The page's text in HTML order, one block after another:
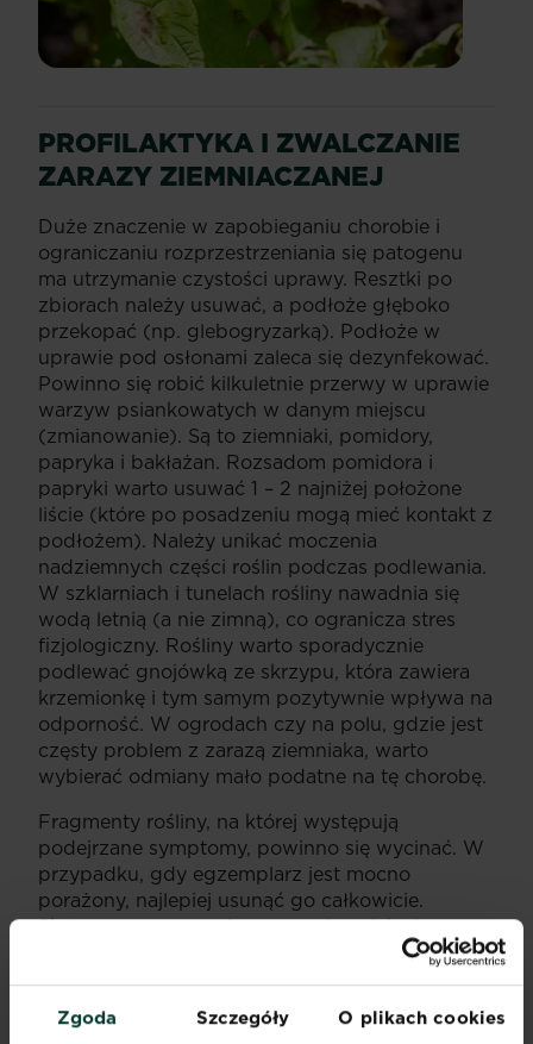
Zgoda Szczegóły O plikach cookies
PROFILAKTYKA I ZWALCZANIE
ZARAZY ZIEMNIACZANEJ
Duże znaczenie w zapobieganiu chorobie i
ograniczaniu rozprzestrzeniania się patogenu
ma utrzymanie czystości uprawy. Resztki po
zbiorach należy usuwać, a podłoże głęboko
przekopać (np. glebogryzarką). Podłoże w
uprawie pod osłonami zaleca się dezynfekować.
Powinno się robić kilkuletnie przerwy w uprawie
warzyw psiankowatych w danym miejscu
(zmianowanie). Są to ziemniaki, pomidory,
papryka i bakłażan. Rozsadom pomidora i
papryki warto usuwać 1 – 2 najniżej położone
liście (które po posadzeniu mogą mieć kontakt z
podłożem). Należy unikać moczenia
nadziemnych części roślin podczas podlewania.
W szklarniach i tunelach rośliny nawadnia się
wodą letnią (a nie zimną), co ogranicza stres
fizjologiczny. Rośliny warto sporadycznie
podlewać gnojówką ze skrzypu, która zawiera
krzemionkę i tym samym pozytywnie wpływa na
odporność. W ogrodach czy na polu, gdzie jest
częsty problem z zarazą ziemniaka, warto
wybierać odmiany mało podatne na tę chorobę.
Fragmenty rośliny, na której występują
podejrzane symptomy, powinno się wycinać. W
przypadku, gdy egzemplarz jest mocno
porażony, najlepiej usunąć go całkowicie.
Skuteczne zwalczanie zarazy ziemniaka jest
możliwe przy szybkim rozpoznaniu i reakcji.
Organizm grzybopodobny może mocno
rozprzestrzenić się w ciągu zaledwie kilku dni.